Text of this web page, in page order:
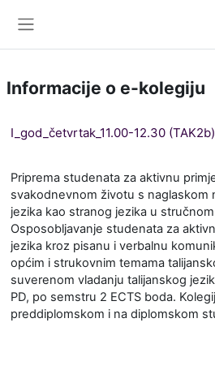
Informacije o e-kolegiju
I_god_četvrtak_11.00-12.30 (TAK2b)
Priprema studenata za aktivnu
svakodnevnom životu s naglaskom
jezika kao stranog jezika u
Osposobljavanje studenata za
jezika kroz pisanu i verbalnu
općim i strukovnim temama
suverenom vladanju talijanskog
PD, po semstru 2 ECTS boda.
preddiplomskom i na diplomskom